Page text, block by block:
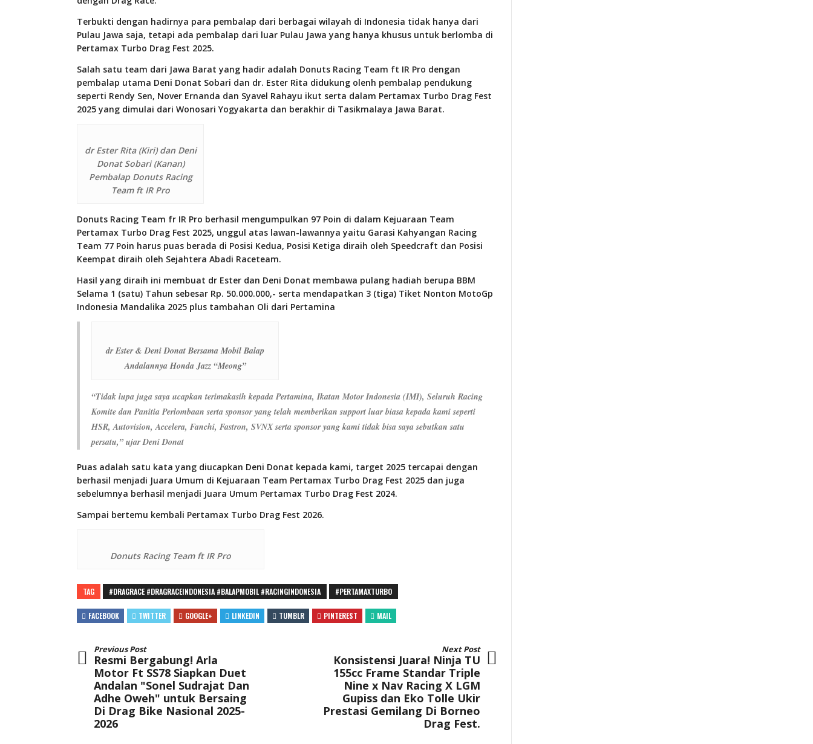
Terbukti dengan hadirnya para pembalap dari berbagai wilayah di Indonesia tidak hanya dari
Pulau Jawa saja, tetapi ada pembalap dari luar Pulau Jawa yang hanya khusus untuk berlomba di
Pertamax Turbo Drag Fest 2025.
Salah satu team dari Jawa Barat yang hadir adalah Donuts Racing Team ft IR Pro dengan
pembalap utama Deni Donat Sobari dan dr. Ester Rita didukung olenh pembalap pendukung
seperti Rendy Sen, Nover Ernanda dan Syavel Rahayu ikut serta dalam Pertamax Turbo Drag Fest
2025 yang dimulai dari Wonosari Yogyakarta dan berakhir di Tasikmalaya Jawa Barat.
dr Ester Rita (Kiri) dan Deni
Donat Sobari (Kanan)
Pembalap Donuts Racing
Team ft IR Pro
Donuts Racing Team fr IR Pro berhasil mengumpulkan 97 Poin di dalam Kejuaraan Team
Pertamax Turbo Drag Fest 2025, unggul atas lawan-lawannya yaitu Garasi Kahyangan Racing
Team 77 Poin harus puas berada di Posisi Kedua, Posisi Ketiga diraih oleh Speedcraft dan Posisi
Keempat diraih oleh Sejahtera Abadi Raceteam.
Hasil yang diraih ini membuat dr Ester dan Deni Donat membawa pulang hadiah berupa BBM
Selama 1 (satu) Tahun sebesar Rp. 50.000.000,- serta mendapatkan 3 (tiga) Tiket Nonton MotoGp
Indonesia Mandalika 2025 plus tambahan Oli dari Pertamina
dr Ester & Deni Donat Bersama Mobil Balap
Andalannya Honda Jazz “Meong”
“Tidak lupa juga saya ucapkan terimakasih kepada Pertamina, Ikatan Motor Indonesia (IMI), Seluruh Racing
Komite dan Panitia Perlombaan serta sponsor yang telah memberikan support luar biasa kepada kami seperti
HSR, Autovision, Accelera, Fanchi, Fastron, SVNX serta sponsor yang kami tidak bisa saya sebutkan satu
persatu,” ujar Deni Donat
Puas adalah satu kata yang diucapkan Deni Donat kepada kami, target 2025 tercapai dengan
berhasil menjadi Juara Umum di Kejuaraan Team Pertamax Turbo Drag Fest 2025 dan juga
sebelumnya berhasil menjadi Juara Umum Pertamax Turbo Drag Fest 2024.
Sampai bertemu kembali Pertamax Turbo Drag Fest 2026.
Donuts Racing Team ft IR Pro
TAG #DRAGRACE #DRAGRACEINDONESIA #BALAPMOBIL #RACINGINDONESIA #PERTAMAXTURBO
FACEBOOK TWITTER GOOGLE+ LINKEDIN TUMBLR PINTEREST MAIL
Previous Post
Resmi Bergabung! Arla
Motor Ft SS78 Siapkan Duet
Andalan "Sonel Sudrajat Dan
Adhe Oweh" untuk Bersaing
Di Drag Bike Nasional 2025-
2026
Next Post
Konsistensi Juara! Ninja TU
155cc Frame Standar Triple
Nine x Nav Racing X LGM
Gupiss dan Eko Tolle Ukir
Prestasi Gemilang Di Borneo
Drag Fest.